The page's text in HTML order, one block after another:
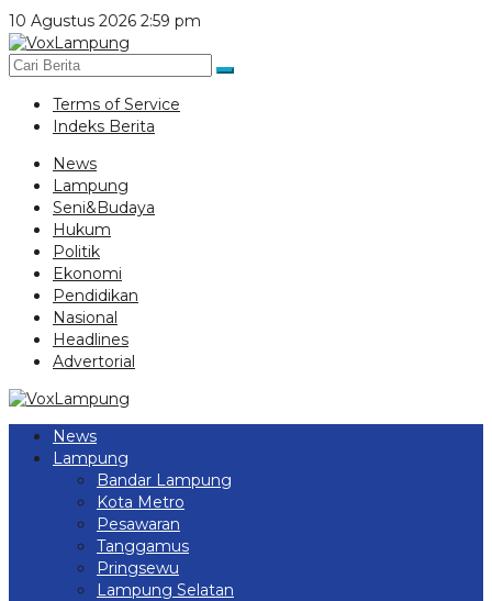
Lewati
ke
konten
10 Agustus 2026 2:59 pm
Terms of Service
Indeks Berita
News
Lampung
Seni&Budaya
Hukum
Politik
Ekonomi
Pendidikan
Nasional
Headlines
Advertorial
News
Lampung
Bandar Lampung
Kota Metro
Pesawaran
Tanggamus
Pringsewu
Lampung Selatan